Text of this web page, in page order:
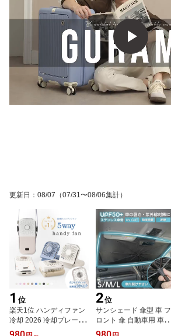
更新日 ： 08/07 （07/31〜08/06集計）
1 位
楽天1位 ハンディファン
冷却 2026 冷却プレート
軽い 扇風機 ハンディ 携
2位
サンシェード 傘型 車 フ
ロント 傘 自動車用 車用
品 日除け 10本骨 傘型サ